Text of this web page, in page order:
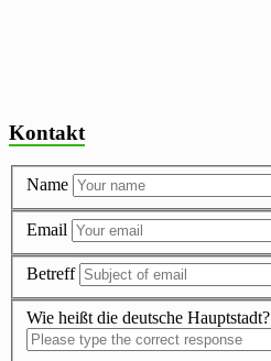
Kontakt
Name
Email
Betreff
Wie heißt die deutsche Hauptstadt?